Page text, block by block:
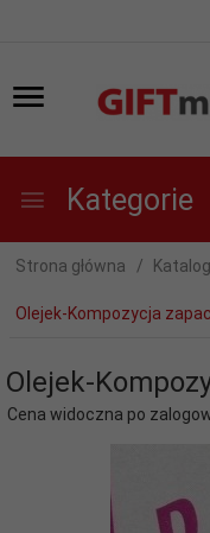
Kategorie
Strona główna
Olejek-Kompozycja
Olejek-
Cena widoczna po